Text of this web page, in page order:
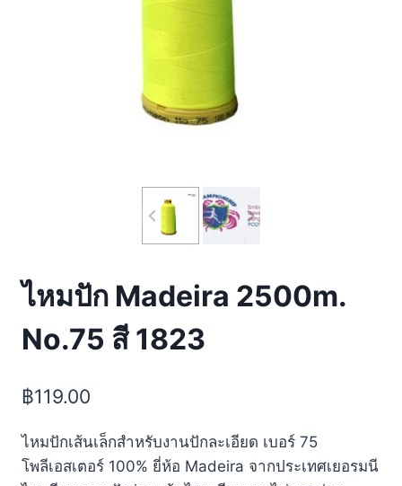
ไหมปัก Madeira 2500m.
No.75 สี 1823
฿119.00
ไหมปักเส้นเล็กสำหรับงานปักละเอียด เบอร์ 75
โพลีเอสเตอร์ 100% ยี่ห้อ Madeira จากประเทศเยอรมนี​